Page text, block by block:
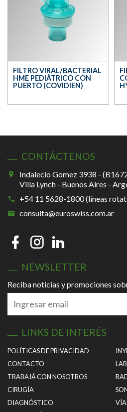
FILTRO VIRAL/BACTERIAL
HME PEDIÁTRICO CON
PUERTO (COVIDIEN)
CONTÁCTENOS
Indalecio Gomez 3938 -
Villa Lynch - Buenos Aires -
+54 11 5628-1800 (líneas
consulta@euroswiss.com.ar
NEWSLETTER
Reciba noticias y promociones
LINKS DE INTERÉS
POLÍTICAS DE PRIVACIDAD
CONTACTO
TRABAJÁ CON NOSOTROS
CIRUGÍA
DIAGNÓSTICO